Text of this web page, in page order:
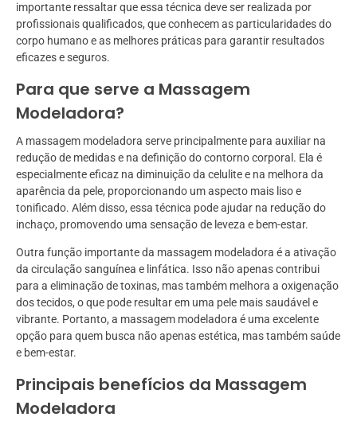
importante ressaltar que essa técnica deve ser realizada por
profissionais qualificados, que conhecem as particularidades do
corpo humano e as melhores práticas para garantir resultados
eficazes e seguros.
Para que serve a Massagem
Modeladora?
A massagem modeladora serve principalmente para auxiliar na
redução de medidas e na definição do contorno corporal. Ela é
especialmente eficaz na diminuição da celulite e na melhora da
aparência da pele, proporcionando um aspecto mais liso e
tonificado. Além disso, essa técnica pode ajudar na redução do
inchaço, promovendo uma sensação de leveza e bem-estar.
Outra função importante da massagem modeladora é a ativação
da circulação sanguínea e linfática. Isso não apenas contribui
para a eliminação de toxinas, mas também melhora a oxigenação
dos tecidos, o que pode resultar em uma pele mais saudável e
vibrante. Portanto, a massagem modeladora é uma excelente
opção para quem busca não apenas estética, mas também saúde
e bem-estar.
Principais benefícios da Massagem
Modeladora